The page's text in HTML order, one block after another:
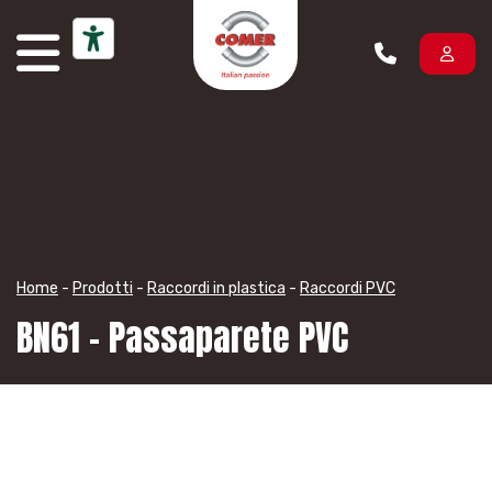
Home - Prodotti - Raccordi in plastica - Raccordi PVC
BN61 – Passaparete PVC